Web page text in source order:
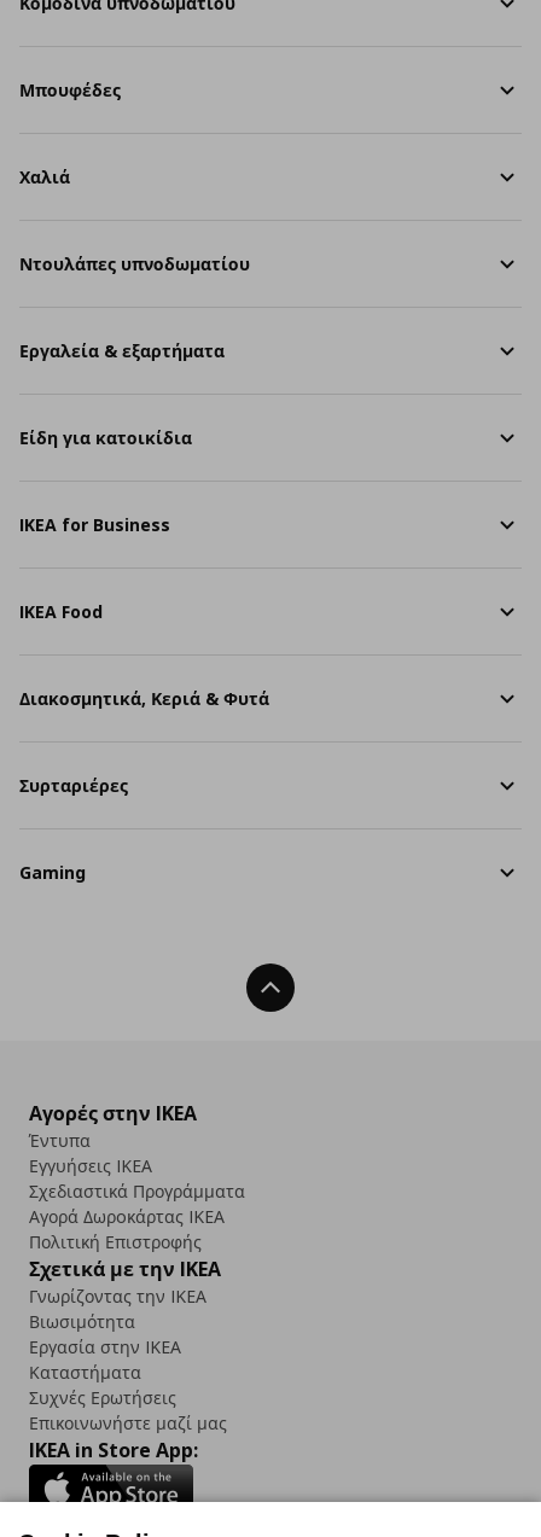
Μπουφέδες
Χαλιά
Ντουλάπες υπνοδωματίου
Εργαλεία & εξαρτήματα
Είδη για κατοικίδια
IKEA for Business
IKEA Food
Διακοσμητικά, Κεριά & Φυτά
Συρταριέρες
Gaming
Back To Top
Αγορές στην IKEA
Έντυπα
Εγγυήσεις IKEA
Σχεδιαστικά Προγράμματα
Αγορά Δωρoκάρτας IKEA
Πολιτική Επιστροφής
Σχετικά με την IKEA
Γνωρίζοντας την IKEA
Βιωσιμότητα
Εργασία στην IKEA
Καταστήματα
Συχνές Ερωτήσεις
Επικοινωνήστε μαζί μας
IKEA in Store App: